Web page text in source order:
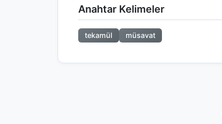
Anahtar Kelimeler
tekamül müsavat